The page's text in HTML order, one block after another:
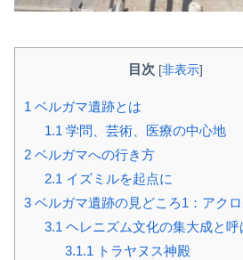
目次 [非表示]
1 ベルガマ遺跡とは
1.1 学問、芸術、医療の中心地
2 ベルガマへの行き方
2.1 イズミルを起点に
3 ベルガマ遺跡の見どころ1：アク
3.1 ヘレニズム文化の集大成と
3.1.1 トラヤヌス神殿